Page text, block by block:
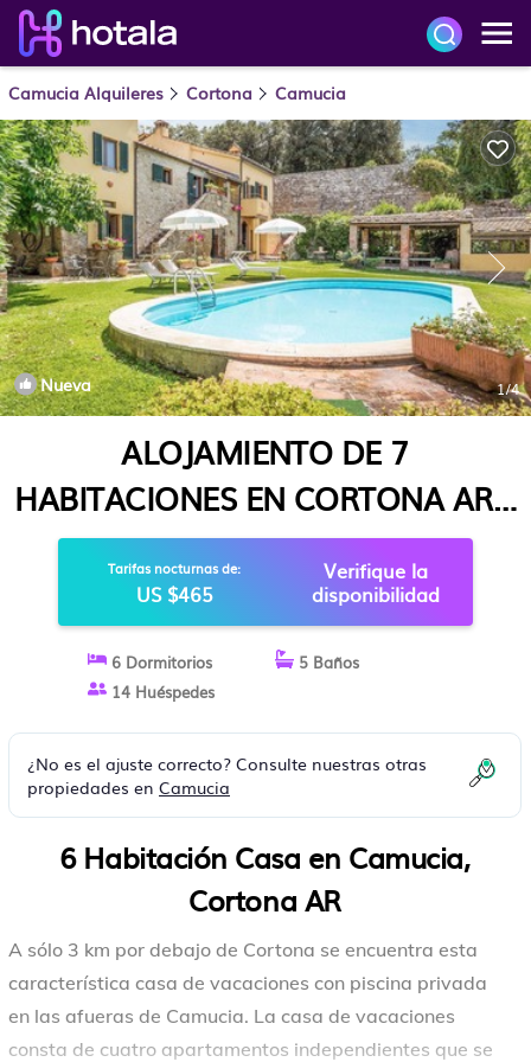
Camucia Alquileres Cortona Camucia
Nueva 1/4
ALOJAMIENTO DE 7
HABITACIONES EN CORTONA AR |
CASA EN CORTONA AR
Tarifas nocturnas de:
US $465
Verifique la
disponibilidad
6 Dormitorios
5 Baños
14 Huéspedes
¿No es el ajuste correcto? Consulte nuestras otras
propiedades en Camucia
6 Habitación Casa en Camucia,
Cortona AR
A sólo 3 km por debajo de Cortona se encuentra esta
característica casa de vacaciones con piscina privada
en las afueras de Camucia. La casa de vacaciones
consta de cuatro apartamentos independientes que se